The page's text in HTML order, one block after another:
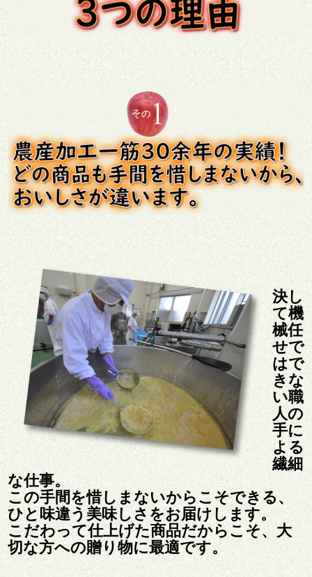
決し
て機
械任
せで
はで
きな
い職
人の
手に
よる
繊細
な仕事。
この手間を惜しまないからこそできる、
ひと味違う美味しさをお届けします。
こだわって仕上げた商品だからこそ、大
切な方への贈り物に最適です。